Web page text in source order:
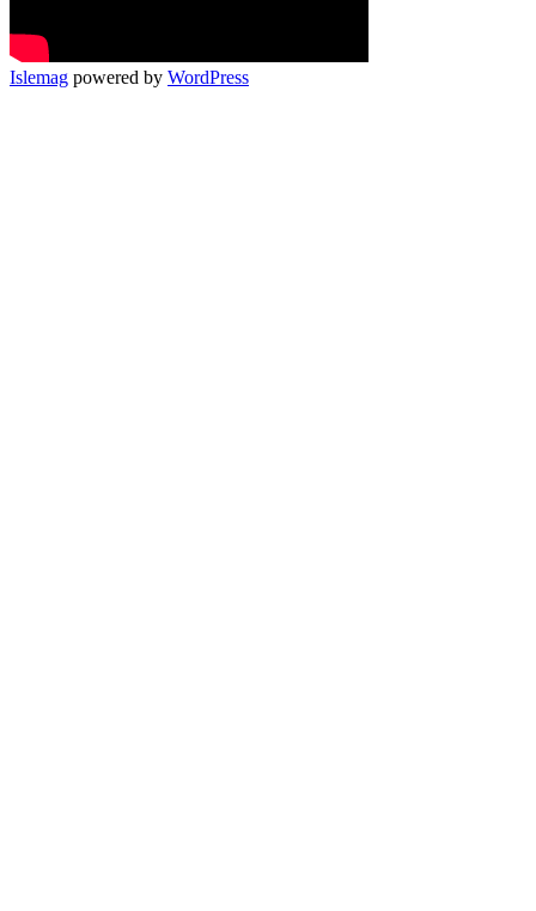
Islemag powered by WordPress